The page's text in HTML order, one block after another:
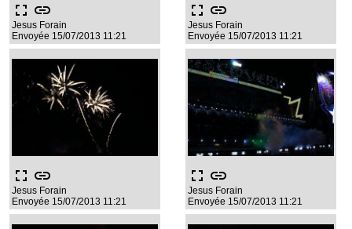
fullscreen link
Jesus Forain
Envoyée 15/07/2013 11:21
fullscreen link
Jesus Forain
Envoyée 15/07/2013 11:21
fullscreen link
Jesus Forain
Envoyée 15/07/2013 11:21
fullscreen link
Jesus Forain
Envoyée 15/07/2013 11:21